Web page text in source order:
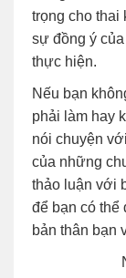
trọng cho thai
sự đồng ý
thực hiện.
Nếu bạn
phải làm hay
nói chuyện
của những
thảo luận với
để bạn có thể
bản thân bạn